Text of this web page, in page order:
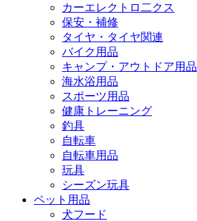
カーエレクトロ二クス
保安・補修
タイヤ・タイヤ関連
バイク用品
キャンプ・アウトドア用品
海水浴用品
スポーツ用品
健康トレーニング
釣具
自転車
自転車用品
玩具
シーズン玩具
ペット用品
犬フード